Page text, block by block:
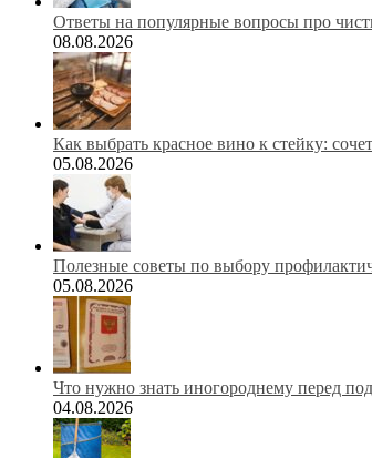
Ответы на популярные вопросы про
08.08.2026
Как выбрать красное вино к стейку:
05.08.2026
Полезные советы по выбору
05.08.2026
Что нужно знать иногороднему перед
04.08.2026